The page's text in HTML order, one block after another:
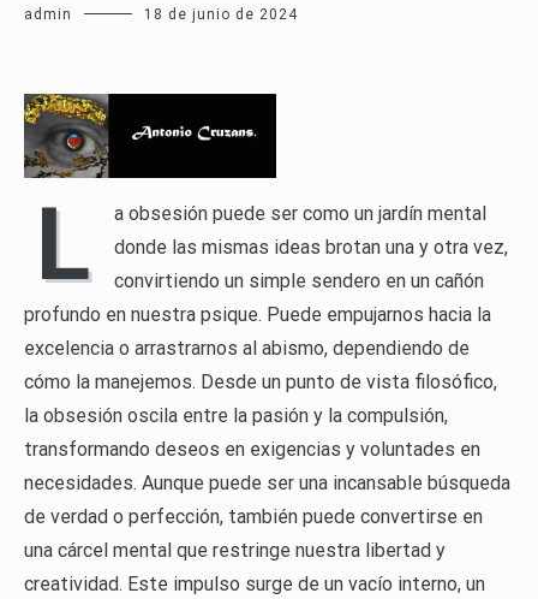
admin 18 de junio de 2024
L
a obsesión puede ser como un jardín mental
donde las mismas ideas brotan una y otra vez,
convirtiendo un simple sendero en un cañón
profundo en nuestra psique. Puede empujarnos hacia la
excelencia o arrastrarnos al abismo, dependiendo de
cómo la manejemos. Desde un punto de vista filosófico,
la obsesión oscila entre la pasión y la compulsión,
transformando deseos en exigencias y voluntades en
necesidades. Aunque puede ser una incansable búsqueda
de verdad o perfección, también puede convertirse en
una cárcel mental que restringe nuestra libertad y
creatividad. Este impulso surge de un vacío interno, un